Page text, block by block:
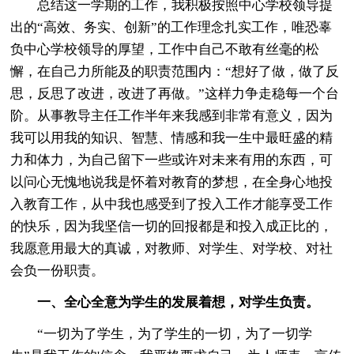
总结这一学期的工作，我积极按照中心学校领导提
出的“高效、务实、创新”的工作理念扎实工作，唯恐辜
负中心学校领导的厚望，工作中自己不敢有丝毫的松
懈，在自己力所能及的职责范围内：“想好了做，做了反
思，反思了改进，改进了再做。”这样力争走稳每一个台
阶。从事教导主任工作半年来我感到非常有意义，因为
我可以用我的知识、智慧、情感和我一生中最旺盛的精
力和体力，为自己留下一些或许对未来有用的东西，可
以问心无愧地说我是怀着对教育的梦想，在全身心地投
入教育工作，从中我也感受到了投入工作才能享受工作
的快乐，因为我坚信一切的回报都是和投入成正比的，
我愿意用最大的真诚，对教师、对学生、对学校、对社
会负一份职责。
一、全心全意为学生的发展着想，对学生负责。
“一切为了学生，为了学生的一切，为了一切学